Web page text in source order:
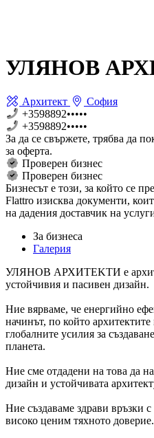
УЛЯНОВ
Архитект
София
+3598892•••••
+3598892•••••
За да се свържете, трябва
за оферта.
Проверен бизнес
Проверен бизнес
Бизнесът е този, за който се
Flattro изисква документи,
на дадения доставчик на
За бизнеса
Галерия
УЛЯНОВ АРХИТЕKТИ е
устойчивия и пасивен дизайн.
Ние вярваме, че енергийно
начинът, по който
глобалните усилия за
планета.
Ние сме отдадени на това да
дизайн и устойчивата
Ние създаваме здрави връзки
високо ценим тяхното доверие.